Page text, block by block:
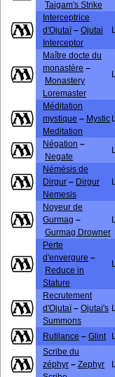
Taigam's Strike
Interceptrice
d'Ojutaï– Ojutai
Interceptor
Maître docte du
monastère –
Monastery
Loremaster
Méditation
mystique – Mystic
Meditation
Négation –
Negate
Némésis de
Dirgur – Dirgur
Nemesis
Noyeur de
Gurmag –
Gurmag Drowner
Perte
d'envergure –
Reduce in
Stature
Recrutement
d'Ojutaï– Ojutai's
Summons
Rutilance – Glint
Scribe du
zéphyr – Zephyr